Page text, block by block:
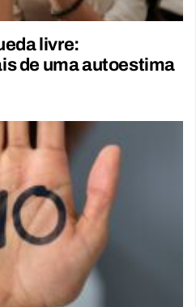
livre:
de uma autoestima